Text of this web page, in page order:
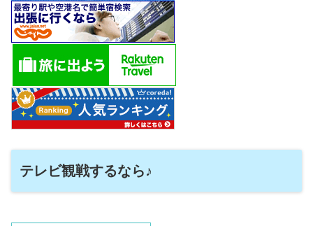
テレビ観戦するなら♪